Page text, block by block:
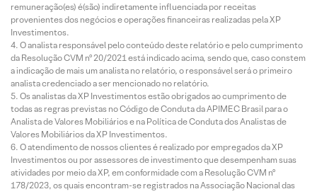
remuneração(es) é(são) indiretamente influenciada por receitas
provenientes dos negócios e operações financeiras realizadas pela XP
Investimentos.
O analista responsável pelo conteúdo deste relatório e pelo cumprimento
da Resolução CVM nº 20/2021 está indicado acima, sendo que, caso constem
a indicação de mais um analista no relatório, o responsável será o primeiro
analista credenciado a ser mencionado no relatório.
Os analistas da XP Investimentos estão obrigados ao cumprimento de
todas as regras previstas no Código de Conduta da APIMEC Brasil para o
Analista de Valores Mobiliários e na Política de Conduta dos Analistas de
Valores Mobiliários da XP Investimentos.
O atendimento de nossos clientes é realizado por empregados da XP
Investimentos ou por assessores de investimento que desempenham suas
atividades por meio da XP, em conformidade com a Resolução CVM nº
178/2023, os quais encontram-se registrados na Associação Nacional das